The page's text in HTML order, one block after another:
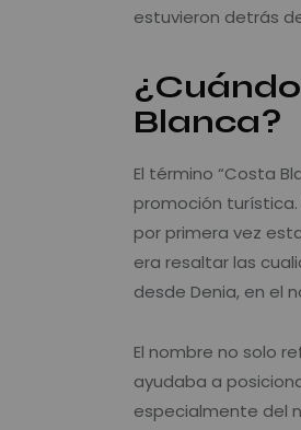
estuvieron detrás
Blanca?
El término “Costa
promoción
por primera vez
era resaltar las
desde Denia, en el
El nombre no solo
ayudaba a
especialmente del